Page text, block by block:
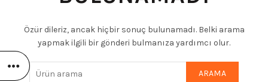
Özür dileriz, ancak hiçbir sonuç bulunamadı. Belki arama
yapmak ilgili bir gönderi bulmanıza yardımcı olur.
ARAMA